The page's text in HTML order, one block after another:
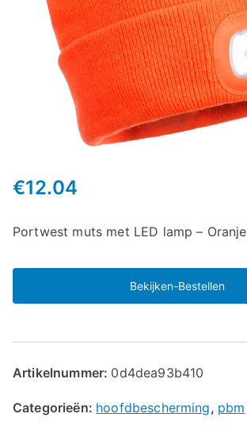
€12.04
Portwest muts met LED lamp – Oranje
Bekijken-Bestellen
Artikelnummer: 0d4dea93b410
Categorieën: hoofdbescherming, pbm